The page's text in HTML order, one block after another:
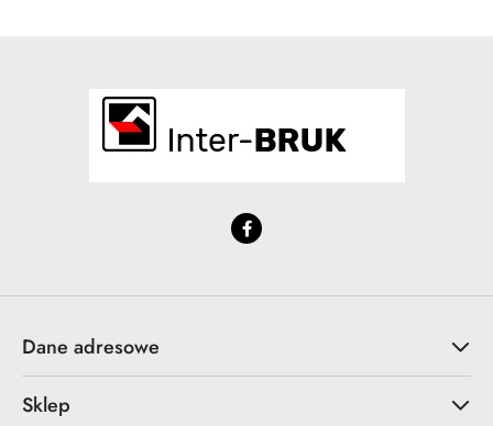
Dane adresowe
Sklep